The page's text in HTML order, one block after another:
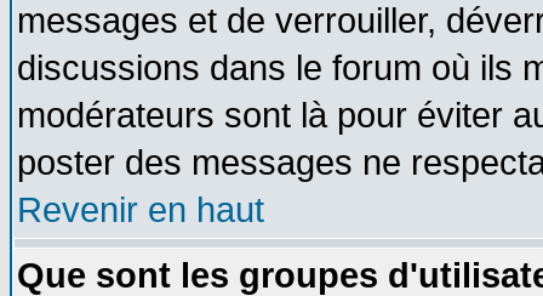
messages et de verrouiller,
discussions dans le forum où ils
modérateurs sont là pour éviter
poster des messages ne
Revenir en haut
Que sont les groupes